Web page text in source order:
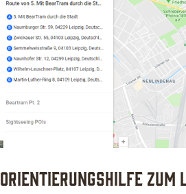
Orientierungshilfe zum